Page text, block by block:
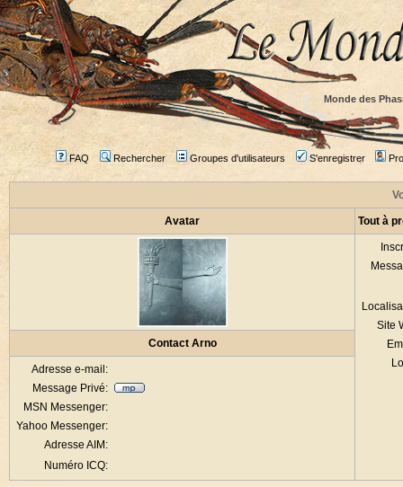
Monde des
FAQ Rechercher Groupes d'utilisateurs S'enregistrer
Avatar Tout à
Site
Contact Arno
Adresse e-mail:
Message Privé:
MSN Messenger:
Yahoo Messenger:
Adresse AIM:
Numéro ICQ: